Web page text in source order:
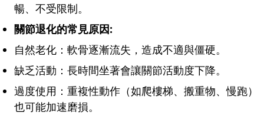
暢、不受限制。
關節退化的常見原因:
自然老化：軟骨逐漸流失，造成不適與僵硬。
缺乏活動：長時間坐著會讓關節活動度下降。
過度使用：重複性動作（如爬樓梯、搬重物、慢跑）
也可能加速磨損。